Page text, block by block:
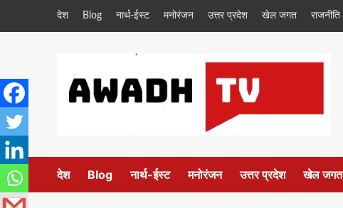
देश Blog नार्थ-ईस्ट मनोरंजन उत्तर प्रदेश खेल जगत राजनीति
देश Blog नार्थ-ईस्ट मनोरंजन उत्तर प्रदेश खेल जगत